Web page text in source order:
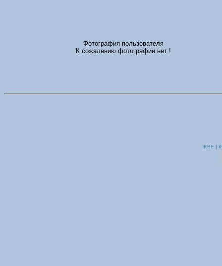
Фотография пользователя
К сожалению фотографии нет !
KBE |